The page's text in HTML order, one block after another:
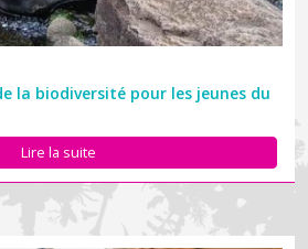
la biodiversité pour les jeunes du
Lire la suite
et présidentes des parcs
été reçus à Paris par Mme Agnès